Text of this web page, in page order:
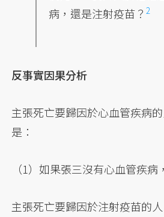
病，還是注射疫苗？2
反事實因果分析
主張死亡要歸因於心血管疾病
是：
（1）如果張三沒有心血管疾病
主張死亡要歸因於注射疫苗的